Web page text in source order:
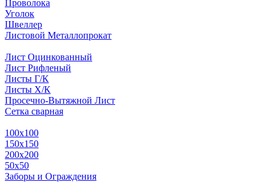
Проволока
Уголок
Швеллер
Листовой Металлопрокат
Лист Оцинкованный
Лист Рифленый
Листы Г/К
Листы Х/К
Просечно-Вытяжной Лист
Сетка сварная
100х100
150х150
200х200
50х50
Заборы и Ограждения